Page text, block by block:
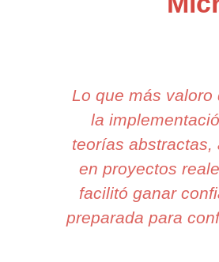
Lo que más
la
teorías
en proyectos
facilitó ganar
preparada para